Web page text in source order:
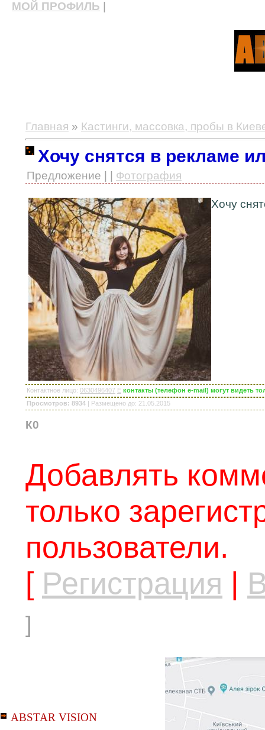
МОЙ ПРОФИЛЬ
Главная » Кастинги, массовка, пробы в
Хочу снятся в рекламе
Предложение | | Фотография
Хочу
Контактное лицо: 0630496407 E контакты (телефон e-mail) могут видеть
Просмотров: 8934 | Размещено до: 21.05.2015
К0
Добавлять
только
пользователи.
[ Регистрация |
]
ABSTAR VISION